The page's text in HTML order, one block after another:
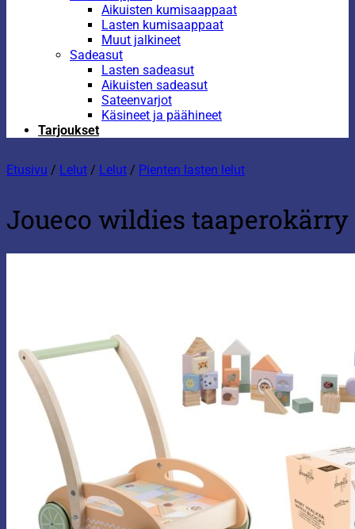
Aikuisten kumisaappaat
Lasten kumisaappaat
Muut jalkineet
Sadeasut
Lasten sadeasut
Aikuisten sadeasut
Sateenvarjot
Käsineet ja päähineet
Tarjoukset
Etusivu / Lelut / Lelut / Pienten lasten lelut
Joueco wildies taaperokärry